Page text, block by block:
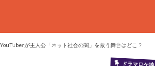
が主人公「ネット社会の闇」を救う舞台はどこ？
ドラマロケ地